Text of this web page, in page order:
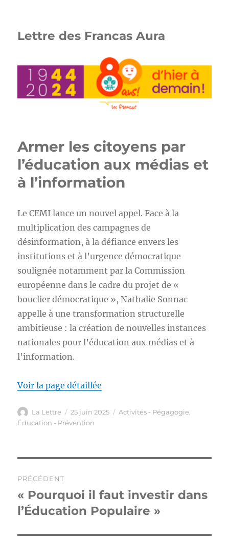
Lettre des Francas Aura
Armer les citoyens par
l’éducation aux médias et
à l’information
Le CEMI lance un nouvel appel. Face à la
multiplication des campagnes de
désinformation, à la défiance envers les
institutions et à l’urgence démocratique
soulignée notamment par la Commission
européenne dans le cadre du projet de «
bouclier démocratique », Nathalie Sonnac
appelle à une transformation structurelle
ambitieuse : la création de nouvelles instances
nationales pour l’éducation aux médias et à
l’information.
Voir la page détaillée
Auteur
La Lettre
Publié
le
25 juin 2025 Catégories
Activités - Pégagogie
Éducation - Prévention
de
l’article
PRÉCÉDENT
Publication
précédente :
« Pourquoi il faut investir dans
l’Éducation Populaire »